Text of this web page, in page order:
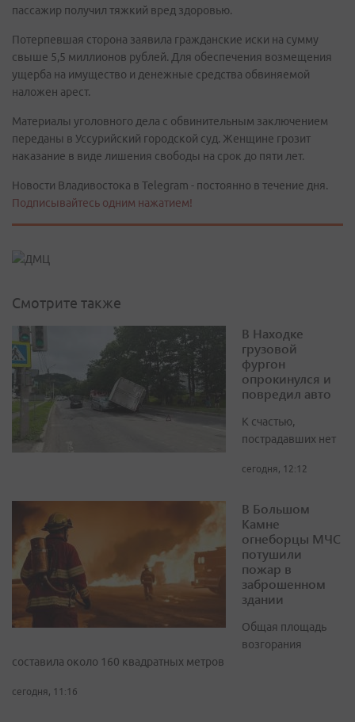
пассажир получил тяжкий вред здоровью.
Потерпевшая сторона заявила гражданские иски на сумму
свыше 5,5 миллионов рублей. Для обеспечения возмещения
ущерба на имущество и денежные средства обвиняемой
наложен арест.
Материалы уголовного дела с обвинительным заключением
переданы в Уссурийский городской суд. Женщине грозит
наказание в виде лишения свободы на срок до пяти лет.
Новости Владивостока в Telegram - постоянно в течение дня.
Подписывайтесь одним нажатием!
Смотрите также
В Находке
грузовой
фургон
опрокинулся и
повредил авто
К счастью,
пострадавших нет
сегодня, 12:12
В Большом
Камне
огнеборцы МЧС
потушили
пожар в
заброшенном
здании
Общая площадь
возгорания
составила около 160 квадратных метров
сегодня, 11:16